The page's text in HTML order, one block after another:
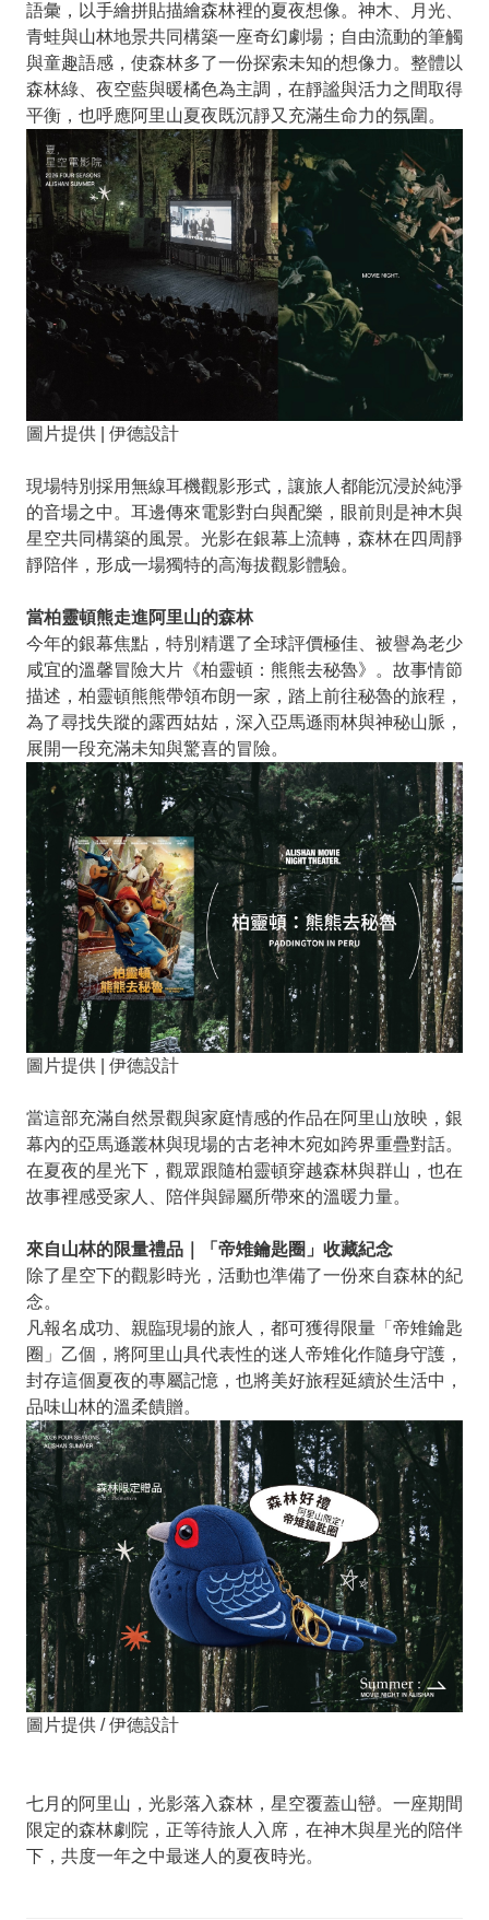
語彙，以手繪拼貼描繪森林裡的夏夜想像。神木、月光、
青蛙與山林地景共同構築一座奇幻劇場；自由流動的筆觸
與童趣語感，使森林多了一份探索未知的想像力。整體以
森林綠、夜空藍與暖橘色為主調，在靜謐與活力之間取得
平衡，也呼應阿里山夏夜既沉靜又充滿生命力的氛圍。
圖片提供 | 伊德設計
現場特別採用無線耳機觀影形式，讓旅人都能沉浸於純淨
的音場之中。耳邊傳來電影對白與配樂，眼前則是神木與
星空共同構築的風景。光影在銀幕上流轉，森林在四周靜
靜陪伴，形成一場獨特的高海拔觀影體驗。
當柏靈頓熊走進阿里山的森林
今年的銀幕焦點，特別精選了全球評價極佳、被譽為老少
咸宜的溫馨冒險大片《柏靈頓：熊熊去秘魯》。故事情節
描述，柏靈頓熊熊帶領布朗一家，踏上前往秘魯的旅程，
為了尋找失蹤的露西姑姑，深入亞馬遜雨林與神秘山脈，
展開一段充滿未知與驚喜的冒險。
圖片提供 | 伊德設計
當這部充滿自然景觀與家庭情感的作品在阿里山放映，銀
幕內的亞馬遜叢林與現場的古老神木宛如跨界重疊對話。
在夏夜的星光下，觀眾跟隨柏靈頓穿越森林與群山，也在
故事裡感受家人、陪伴與歸屬所帶來的溫暖力量。
來自山林的限量禮品｜「帝雉鑰匙圈」收藏紀念
除了星空下的觀影時光，活動也準備了一份來自森林的紀
念。
凡報名成功、親臨現場的旅人，都可獲得限量「帝雉鑰匙
圈」乙個，將阿里山具代表性的迷人帝雉化作隨身守護，
封存這個夏夜的專屬記憶，也將美好旅程延續於生活中，
品味山林的溫柔饋贈。
圖片提供 / 伊德設計
七月的阿里山，光影落入森林，星空覆蓋山巒。一座期間
限定的森林劇院，正等待旅人入席，在神木與星光的陪伴
下，共度一年之中最迷人的夏夜時光。